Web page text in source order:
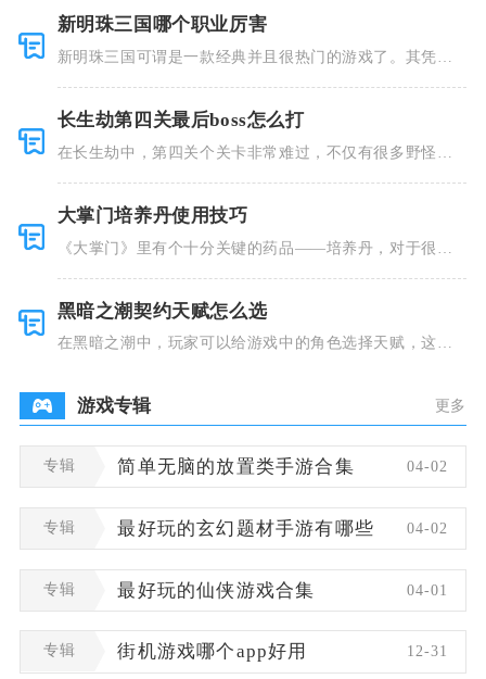
新明珠三国哪个职业厉害
新明珠三国可谓是一款经典并且很热门的游戏了。其凭借
长生劫第四关最后boss怎么打
在长生劫中，第四关个关卡非常难过，不仅有很多野怪，
大掌门培养丹使用技巧
《大掌门》里有个十分关键的药品——培养丹，对于很多
黑暗之潮契约天赋怎么选
在黑暗之潮中，玩家可以给游戏中的角色选择天赋，这些
游戏专辑 更多
专辑 简单无脑的放置类手游合集 04-02
专辑 最好玩的玄幻题材手游有哪些 04-02
专辑 最好玩的仙侠游戏合集 04-01
专辑 街机游戏哪个app好用 12-31